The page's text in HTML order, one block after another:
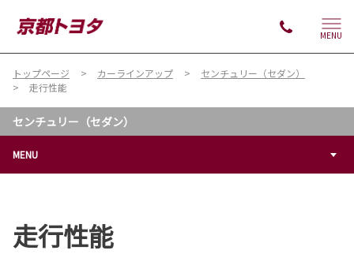
MENU
トップページ カーラインアップ
センチュリー（セダン）
走行性能
センチュリー（セダン）
MENU
走行性能